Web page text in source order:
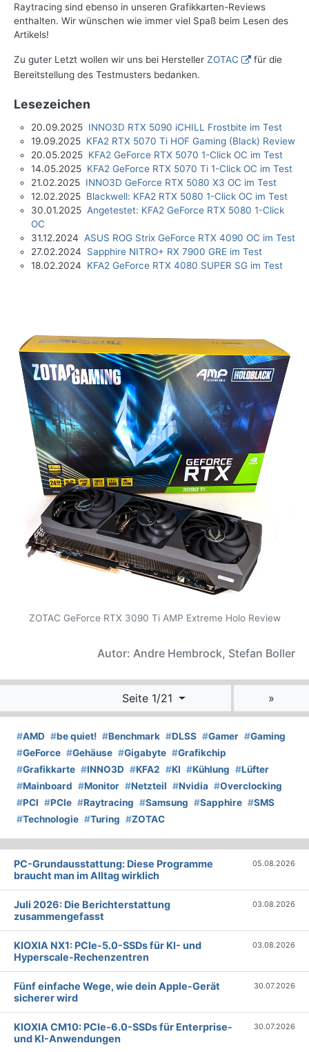
Raytracing sind ebenso in unseren Grafikkarten-Reviews
enthalten. Wir wünschen wie immer viel Spaß beim Lesen des
Artikels!
Zu guter Letzt wollen wir uns bei Hersteller ZOTAC
für die
Bereitstellung des Testmusters bedanken.
Lesezeichen
20.09.2025 INNO3D RTX 5090 iCHILL Frostbite im Test
19.09.2025 KFA2 RTX 5070 Ti HOF Gaming (Black) Review
20.05.2025 KFA2 GeForce RTX 5070 1-Click OC im Test
14.05.2025 KFA2 GeForce RTX 5070 Ti 1-Click OC im Test
21.02.2025 INNO3D GeForce RTX 5080 X3 OC im Test
12.02.2025 Blackwell: KFA2 RTX 5080 1-Click OC im Test
30.01.2025 Angetestet: KFA2 GeForce RTX 5080 1-Click
OC
31.12.2024 ASUS ROG Strix GeForce RTX 4090 OC im Test
27.02.2024 Sapphire NITRO+ RX 7900 GRE im Test
18.02.2024 KFA2 GeForce RTX 4080 SUPER SG im Test
ZOTAC GeForce RTX 3090 Ti AMP Extreme Holo Review
Autor: Andre Hembrock, Stefan Boller
Seite 1/21 »
#AMD #be quiet! #Benchmark #DLSS #Gamer #Gaming
#GeForce #Gehäuse #Gigabyte #Grafikchip
#Grafikkarte #INNO3D #KFA2 #KI #Kühlung #Lüfter
#Mainboard #Monitor #Netzteil #Nvidia #Overclocking
#PCI #PCIe #Raytracing #Samsung #Sapphire #SMS
#Technologie #Turing #ZOTAC
PC-Grundausstattung: Diese Programme
braucht man im Alltag wirklich
05.08.2026
Juli 2026: Die Bericht­erstattung
zusammengefasst
03.08.2026
KIOXIA NX1: PCIe-5.0-SSDs für KI- und
Hyperscale-Rechenzentren
03.08.2026
Fünf einfache Wege, wie dein Apple-Gerät
sicherer wird
30.07.2026
KIOXIA CM10: PCIe-6.0-SSDs für Enterprise-
und KI-Anwendungen
30.07.2026